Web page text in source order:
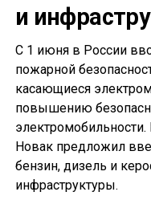
и
С 1 июня в России
пожарной
касающиеся
повышению
Новак предложил
бензин, дизель и
инфраструктуры.